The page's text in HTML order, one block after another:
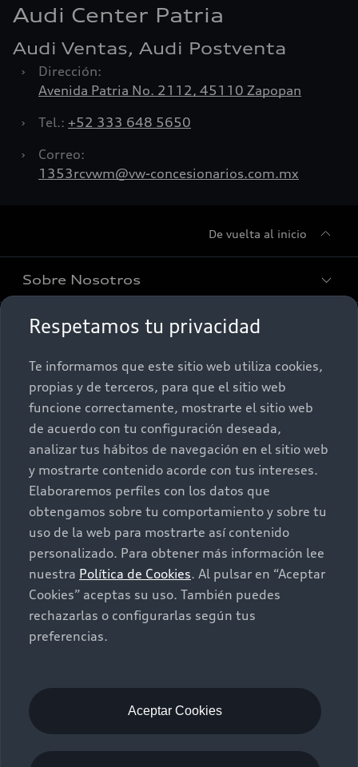
Respetamos tu privacidad
Te informamos que este sitio web utiliza cookies,
propias y de terceros, para que el sitio web
funcione correctamente, mostrarte el sitio web
de acuerdo con tu configuración deseada,
analizar tus hábitos de navegación en el sitio web
y mostrarte contenido acorde con tus intereses.
Elaboraremos perfiles con los datos que
obtengamos sobre tu comportamiento y sobre tu
uso de la web para mostrarte así contenido
personalizado. Para obtener más información lee
nuestra Política de Cookies. Al pulsar en “Aceptar
Cookies” aceptas su uso. También puedes
rechazarlas o configurarlas según tus
preferencias.
Aceptar Cookies
Audi Center Patria
Audi Ventas, Audi Postventa
›
Dirección:
Avenida Patria No. 2112, 45110 Zapopan
›
Tel.: +52 333 648 5650
›
Correo:
1353rcvwm@vw-concesionarios.com.mx
De vuelta al inicio
Sobre Nosotros
Conócenos
Promociones
Nuestras Promociones
Postventa
Audi Aftersales
Autos Nuevos
Quiero un Audi nuevo
Seminuevos
Audi Certified :plus
Contacto
Contáctanos
Citas de servicio
Información de vehículo nuevo
©2025 Audi de México división de Volkswagen de
Utilizamos cookies para mejorar nuestro sitio
web y tu experiencia en línea. Al continuar
navegando en este sitio web, aceptas el uso de